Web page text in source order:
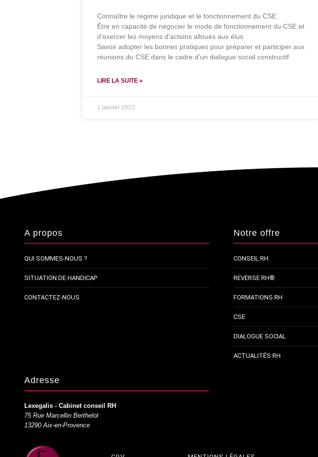
Connaître le régime juridique et le fonctionnement du CSE
Être en capacité de négocier le mode de fonctionnement du CSE et
d’exercer les moyens d’actions alloués aux élus
Savoir adopter les bonnes pratiques pour préparer et participer aux
réunions du CSE dans le cadre d’un dialogue social constructif
LIRE LA SUITE »
1 janvier 2022
A propos
QUI SOMMES-NOUS ?
SITUATION DE HANDICAP
CONTACTEZ-NOUS
Notre offre
CONSEIL RH
REVERSE RH®
FORMATIONS RH
CSE
DIALOGUE SOCIAL
ACTUALITÉS RH
Adresse
Lexegalis - Cabinet conseil RH
75 Rue Marcellin Berthelot
13290 Aix-en-Provence